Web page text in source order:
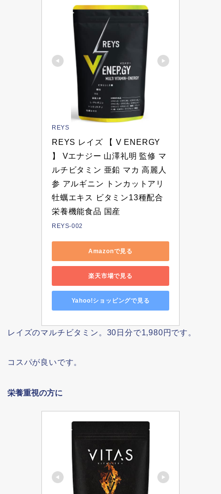
REYS
REYS レイズ 【 V ENERGY
】 Vエナジー 山澤礼明 監修 マ
ルチビタミン 亜鉛 マカ 高麗人
参 アルギニン トンカットアリ
牡蠣エキス ビタミン13種配合
栄養機能食品 国産
REYS-002
Amazonで見る
楽天市場で見る
Yahoo!ショッピングで見る
レイズのマルチビタミン。30日分で1,980円です。
コスパが良いです。
栄養重視の方に